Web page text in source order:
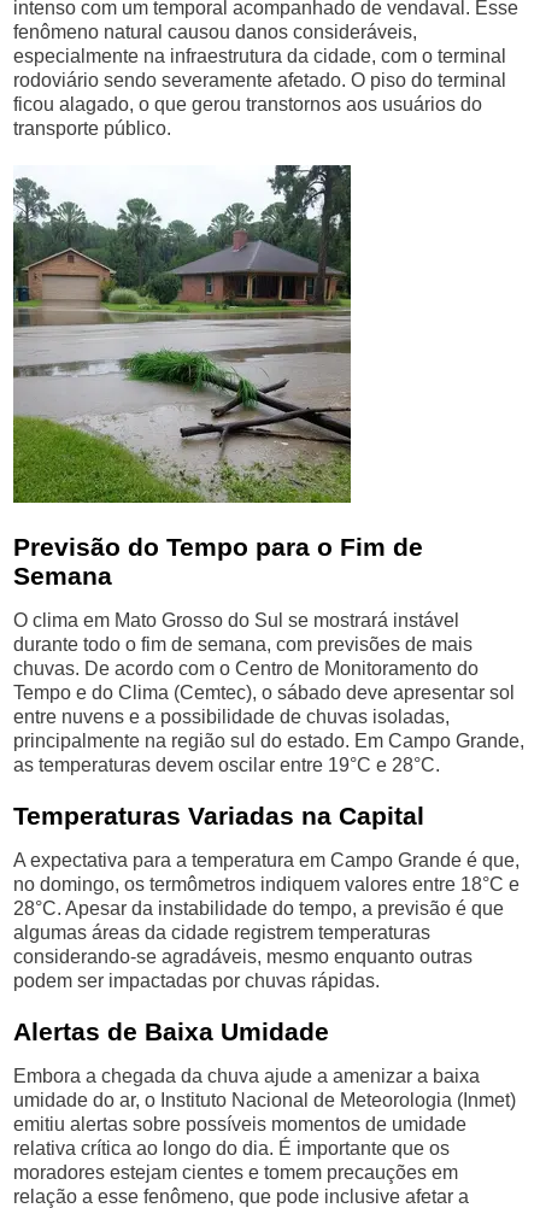
intenso com um temporal acompanhado de vendaval. Esse
fenômeno natural causou danos consideráveis,
especialmente na infraestrutura da cidade, com o terminal
rodoviário sendo severamente afetado. O piso do terminal
ficou alagado, o que gerou transtornos aos usuários do
transporte público.
Previsão do Tempo para o Fim de
Semana
O clima em Mato Grosso do Sul se mostrará instável
durante todo o fim de semana, com previsões de mais
chuvas. De acordo com o Centro de Monitoramento do
Tempo e do Clima (Cemtec), o sábado deve apresentar sol
entre nuvens e a possibilidade de chuvas isoladas,
principalmente na região sul do estado. Em Campo Grande,
as temperaturas devem oscilar entre 19°C e 28°C.
Temperaturas Variadas na Capital
A expectativa para a temperatura em Campo Grande é que,
no domingo, os termômetros indiquem valores entre 18°C e
28°C. Apesar da instabilidade do tempo, a previsão é que
algumas áreas da cidade registrem temperaturas
considerando-se agradáveis, mesmo enquanto outras
podem ser impactadas por chuvas rápidas.
Alertas de Baixa Umidade
Embora a chegada da chuva ajude a amenizar a baixa
umidade do ar, o Instituto Nacional de Meteorologia (Inmet)
emitiu alertas sobre possíveis momentos de umidade
relativa crítica ao longo do dia. É importante que os
moradores estejam cientes e tomem precauções em
relação a esse fenômeno, que pode inclusive afetar a